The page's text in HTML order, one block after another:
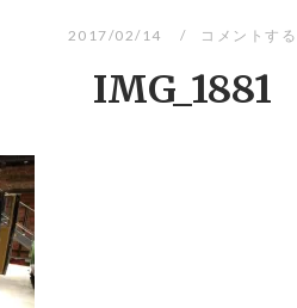
2017/02/14 コメントする
IMG_1881